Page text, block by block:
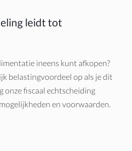
leidt tot
ineens kunt afkopen?
belastingvoordeel op als je dit
onze fiscaal echtscheiding
en voorwaarden.